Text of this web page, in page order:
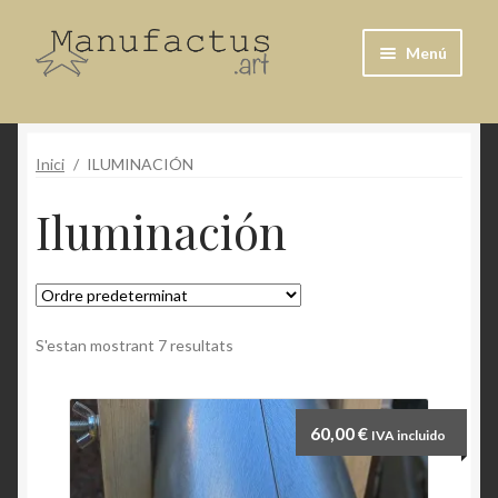
Salta
a
Vés
al
Menú
El meu compte
Cistella
Inici / ILUMINACIÓN
Iluminación
S'estan mostrant 7 resultats
60,00€ IVA incluido